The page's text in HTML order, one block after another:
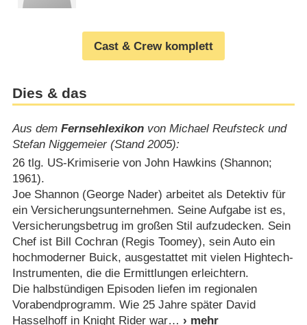
Cast & Crew komplett
Dies & das
Aus dem Fernsehlexikonvon Michael Reufsteck und
Stefan Niggemeier (Stand 2005):
26 tlg. US-Krimiserie von John Hawkins (Shannon;
1961).
Joe Shannon (George Nader) arbeitet als Detektiv für
ein Versicherungsunternehmen. Seine Aufgabe ist es,
Versicherungsbetrug im großen Stil aufzudecken. Sein
Chef ist Bill Cochran (Regis Toomey), sein Auto ein
hochmoderner Buick, ausgestattet mit vielen Hightech-
Instrumenten, die die Ermittlungen erleichtern.
Die halbstündigen Episoden liefen im regionalen
Vorabendprogramm. Wie 25 Jahre später David
Hasselhoff in Knight Rider war